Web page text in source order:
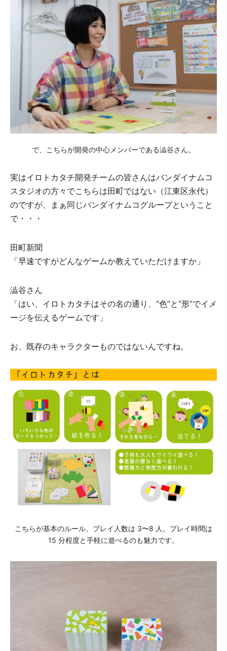
で、こちらが開発の中⼼メンバーである澁⾕さん。
実はイロトカタチ開発チームの皆さんはバンダイナムコ
スタジオの⽅々でこちらは⽥町ではない（江東区永代）
のですが、まぁ同じバンダイナムコグループということ
で・・・
⽥町新聞
「早速ですがどんなゲームか教えていただけますか」
澁⾕さん
「はい、イロトカタチはその名の通り、“⾊”と“形”でイメ
ージを伝えるゲームです」
お、既存のキャラクターものではないんですね。
こちらが基本のルール。プレイ⼈数は 3〜8 ⼈。プレイ時間は
15 分程度と⼿軽に遊べるのも魅⼒です。